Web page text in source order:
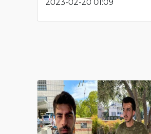
2023-02-20 01:09